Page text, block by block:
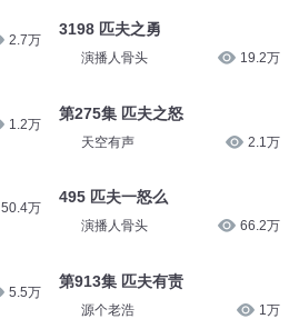
2.7万
1.2万
50.4万
5.5万
3198 匹夫之勇
演播人骨头 19.2万
第275集 匹夫之怒
天空有声 2.1万
495 匹夫一怒么
演播人骨头 66.2万
第913集 匹夫有责
源个老浩 1万